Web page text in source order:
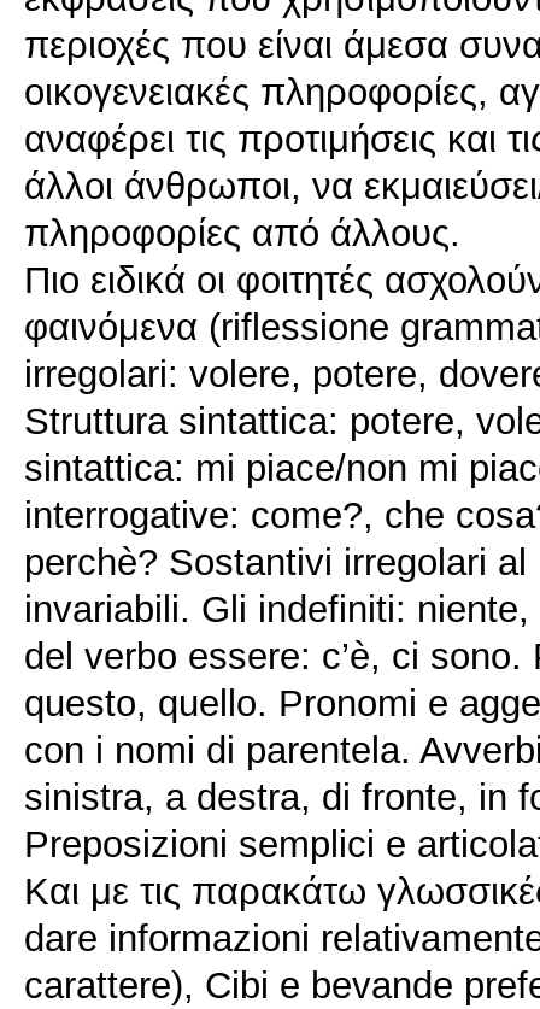
περιοχές που είναι άμεσα
οικογενειακές πληροφορίες,
αναφέρει τις προτιμήσεις και
άλλοι άνθρωποι, να
πληροφορίες από άλλους.
Πιο ειδικά οι φοιτητές
φαινόμενα (riflessione
irregolari: volere, potere,
Struttura sintattica: potere,
sintattica: mi piace/non mi
interrogative: come?, che
perchè? Sostantivi irregolari
invariabili. Gli indefiniti:
del verbo essere: c’è, ci
questo, quello. Pronomi e
con i nomi di parentela.
sinistra, a destra, di fronte, in
Preposizioni semplici e
Και με τις παρακάτω
dare informazioni
carattere), Cibi e bevande